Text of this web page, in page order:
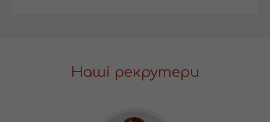
Наші рекрутери